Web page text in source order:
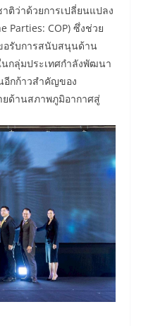
ว่าด้วยการเปลี่ยนแปลง
Parties: COP) ซึ่งช่วย
อรับการสนับสนุนด้าน
นกลุ่มประเทศกำลังพัฒนา
อีกก้าวสำคัญของ
ยด้านสภาพภูมิอากาศสู่